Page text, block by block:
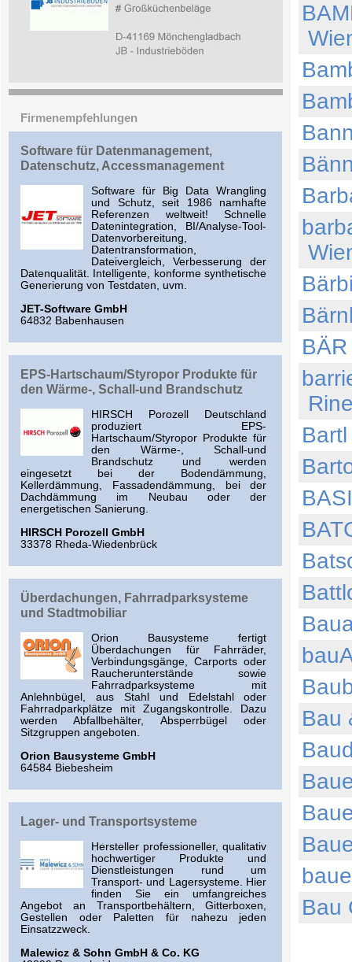
Firmenempfehlungen
Software für Datenmanagement,
Datenschutz, Accessmanagement
Software für Big Data Wrangling
und Schutz, seit 1986 namhafte
Referenzen weltweit! Schnelle
Datenintegration, BI/Analyse-Tool-
Datenvorbereitung,
Datentransformation,
Dateivergleich, Verbesserung der
Datenqualität. Intelligente, konforme synthetische
Generierung von Testdaten, uvm.
JET-Software GmbH
64832 Babenhausen
EPS-Hartschaum/Styropor Produkte für
den Wärme-, Schall-und Brandschutz
HIRSCH Porozell Deutschland
produziert EPS-
Hartschaum/Styropor Produkte für
den Wärme-, Schall-und
Brandschutz und werden
eingesetzt bei der Bodendämmung,
Kellerdämmung, Fassadendämmung, bei der
Dachdämmung im Neubau oder der
energetischen Sanierung.
HIRSCH Porozell GmbH
33378 Rheda-Wiedenbrück
Überdachungen, Fahrradparksysteme
und Stadtmobiliar
Orion Bausysteme fertigt
Überdachungen für Fahrräder,
Verbindungsgänge, Carports oder
Raucherunterstände sowie
Fahrradparksysteme mit
Anlehnbügel, aus Stahl und Edelstahl oder
Fahrradparkplätze mit Zugangskontrolle. Dazu
werden Abfallbehälter, Absperrbügel oder
Sitzgruppen angeboten.
Orion Bausysteme GmbH
64584 Biebesheim
Lager- und Transportsysteme
Hersteller professioneller, qualitativ
hochwertiger Produkte und
Dienstleistungen rund um
Transport- und Lagersysteme. Hier
finden Sie ein umfangreiches
Angebot an Transportbehältern, Gitterboxen,
Gestellen oder Paletten für nahezu jeden
Einsatzzweck.
Malewicz & Sohn GmbH & Co. KG
Bau
Bau